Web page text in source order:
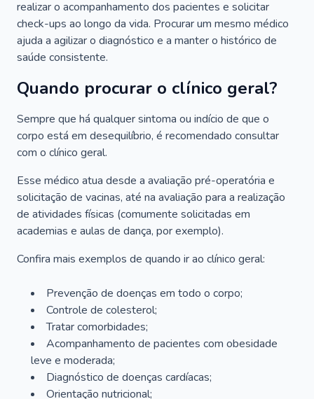
realizar o acompanhamento dos pacientes e solicitar
check-ups ao longo da vida. Procurar um mesmo médico
ajuda a agilizar o diagnóstico e a manter o histórico de
saúde consistente.
Quando procurar o clínico geral?
Sempre que há qualquer sintoma ou indício de que o
corpo está em desequilíbrio, é recomendado consultar
com o clínico geral.
Esse médico atua desde a avaliação pré-operatória e
solicitação de vacinas, até na avaliação para a realização
de atividades físicas (comumente solicitadas em
academias e aulas de dança, por exemplo).
Confira mais exemplos de quando ir ao clínico geral:
Prevenção de doenças em todo o corpo;
Controle de colesterol;
Tratar comorbidades;
Acompanhamento de pacientes com obesidade
leve e moderada;
Diagnóstico de doenças cardíacas;
Orientação nutricional;